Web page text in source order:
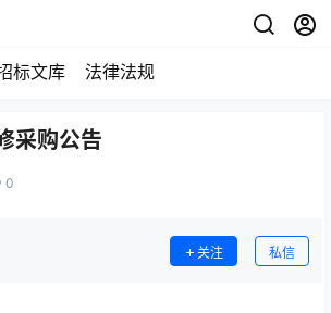
标文库 法律法规
采购公告
0
关注 私信